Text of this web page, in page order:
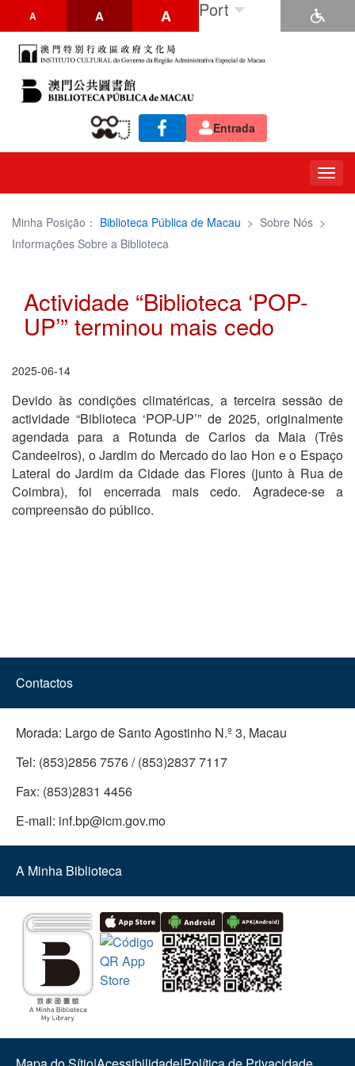
A A A Port
Entrada
Minha Posição： Biblioteca Pública de Macau > Sobre Nós >
Informações Sobre a Biblioteca
Actividade “Biblioteca ‘POP-
UP’” terminou mais cedo
2025-06-14
Devido às condições climatéricas, a terceira sessão de
actividade “Biblioteca ‘POP-UP’” de 2025, originalmente
agendada para a Rotunda de Carlos da Maia (Três
Candeeiros), o Jardim do Mercado do Iao Hon e o Espaço
Lateral do Jardim da Cidade das Flores (junto à Rua de
Coimbra), foi encerrada mais cedo. Agradece-se a
compreensão do público.
Contactos
Morada: Largo de Santo Agostinho N.º 3, Macau
Tel: (853)2856 7576 / (853)2837 7117
Fax: (853)2831 4456
E-mail: inf.bp@icm.gov.mo
A Minha Biblioteca